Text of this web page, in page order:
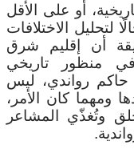
أو على الأقل
لتحليل الاختلافات
أن إقليم شرق
في منظور تاريخي
رواندي، ليس
ومهما كان الأمر،
وتُغذّي المشاعر